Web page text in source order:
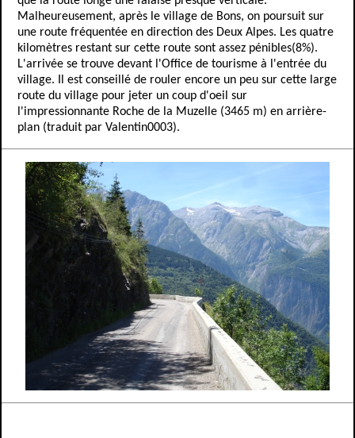
Malheureusement, après le village de Bons, on poursuit sur
une route fréquentée en direction des Deux Alpes. Les quatre
kilomètres restant sur cette route sont assez pénibles(8%).
L'arrivée se trouve devant l'Office de tourisme à l'entrée du
village. Il est conseillé de rouler encore un peu sur cette large
route du village pour jeter un coup d'oeil sur
l'impressionnante Roche de la Muzelle (3465 m) en arrière-
plan (traduit par Valentin0003).